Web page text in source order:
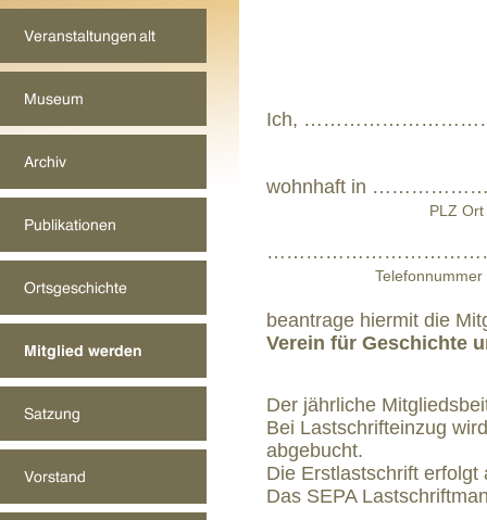
Ich,
wohnhaft in
PLZ Ort
beantrage hiermit die
Verein für Geschichte
Der jährliche
Bei Lastschrifteinzug
abgebucht.
Die Erstlastschrift
Das SEPA